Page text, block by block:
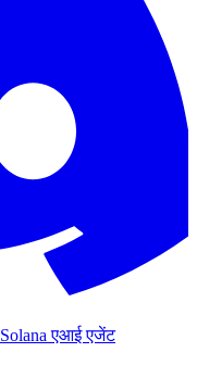
Solana एआई एजेंट